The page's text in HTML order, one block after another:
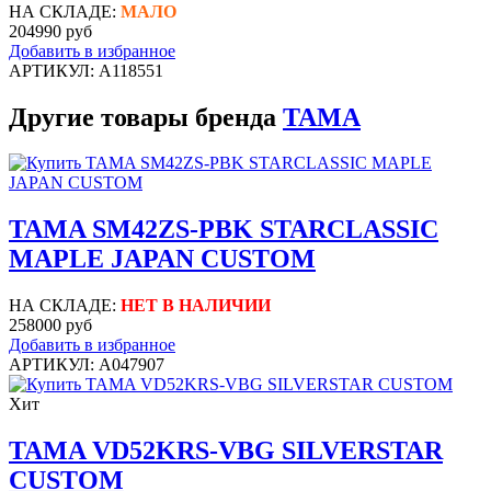
НА СКЛАДЕ: МАЛО
204990 руб
Добавить в избранное
АРТИКУЛ: A118551
Другие товары бренда TAMA
TAMA SM42ZS-PBK STARCLASSIC
MAPLE JAPAN CUSTOM
НА СКЛАДЕ: НЕТ В НАЛИЧИИ
258000 руб
Добавить в избранное
АРТИКУЛ: A047907
Хит
TAMA VD52KRS-VBG SILVERSTAR
CUSTOM